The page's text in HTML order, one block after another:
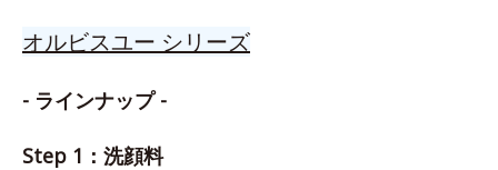
オルビスユー シリーズ
- ラインナップ -
Step 1：洗顔料